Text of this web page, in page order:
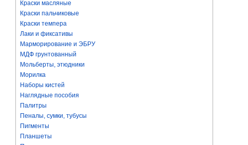
Краски масляные
Краски пальчиковые
Краски темпера
Лаки и фиксативы
Марморирование и ЭБРУ
МДФ грунтованный
Мольберты, этюдники
Морилка
Наборы кистей
Наглядные пособия
Палитры
Пеналы, сумки, тубусы
Пигменты
Планшеты